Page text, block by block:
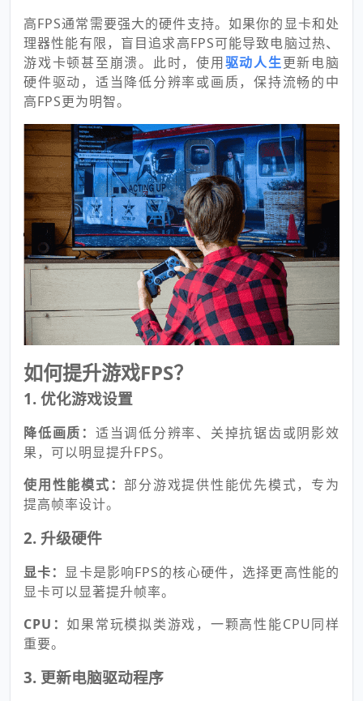
高FPS通常需要强大的硬件支持。如果你的显卡和处
理器性能有限，盲目追求高FPS可能导致电脑过热、
游戏卡顿甚至崩溃。此时，使用驱动人生更新电脑
硬件驱动，适当降低分辨率或画质，保持流畅的中
高FPS更为明智。
如何提升游戏FPS？
1. 优化游戏设置
降低画质： 适当调低分辨率、关掉抗锯齿或阴影效
果，可以明显提升FPS。
使用性能模式：部分游戏提供性能优先模式，专为
提高帧率设计。
2. 升级硬件
显卡： 显卡是影响FPS的核心硬件，选择更高性能的
显卡可以显著提升帧率。
CPU：如果常玩模拟类游戏，一颗高性能CPU同样
重要。
3. 更新电脑驱动程序